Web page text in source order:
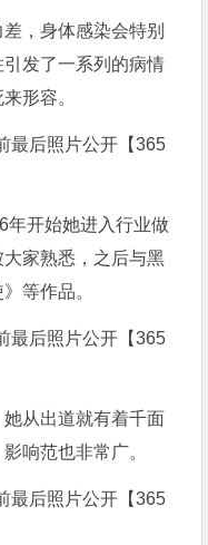
，身体感染会特别
发了一系列的病情
形容。
年开始她进入行业做
家熟悉，之后与黑
等作品。
从出道就有着千面
响范也非常广。